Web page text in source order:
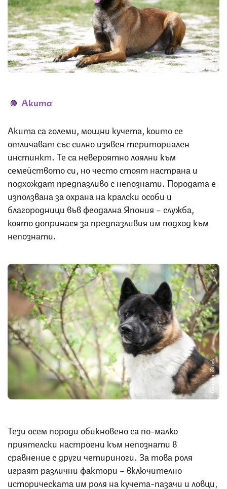
Снимка: iStock
Акита
Акита са големи, мощни кучета, които се
отличават със силно изявен териториален
инстинкт. Те са невероятно лоялни към
семейството си, но често стоят настрана и
подхождат предпазливо с непознати. Породата е
използвана за охрана на кралски особи и
благородници във феодална Япония – служба,
която допринася за предпазливия им подход към
непознати.
Снимка: iStock
Тези осем породи обикновено са по-малко
приятелски настроени към непознати в
сравнение с други четириноги. За това роля
играят различни фактори – включително
историческата им роля на кучета-пазачи и ловци,